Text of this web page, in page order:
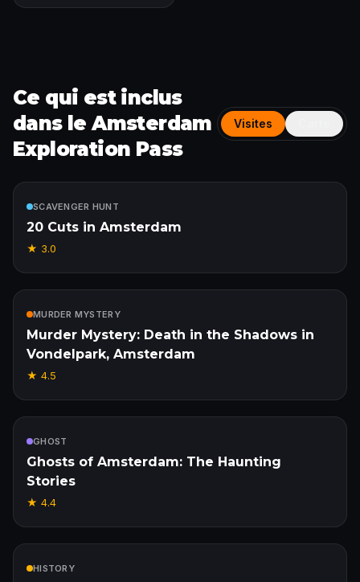
Ce qui est inclus
dans le Amsterdam
Exploration Pass
Visites
SCAVENGER HUNT
20 Cuts in Amsterdam
★ 3.0
MURDER MYSTERY
Murder Mystery: Death in the Shadows in
Vondelpark, Amsterdam
★ 4.5
GHOST
Ghosts of Amsterdam: The Haunting
Stories
★ 4.4
HISTORY